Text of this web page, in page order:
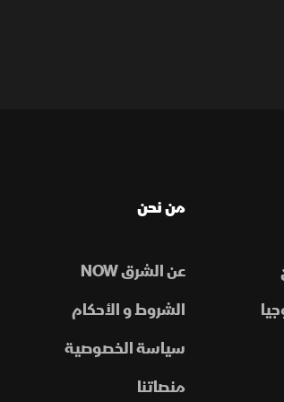
من نحن
عن الشرق NOW
الشروط و الأحكام
سياسة الخصوصية
منصاتنا